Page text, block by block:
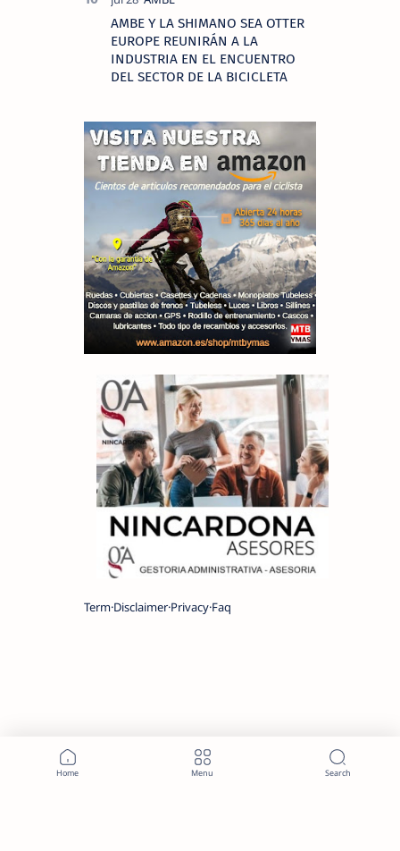
AMBE Y LA SHIMANO SEA OTTER
EUROPE REUNIRÁN A LA
INDUSTRIA EN EL ENCUENTRO
DEL SECTOR DE LA BICICLETA
Term Disclaimer Privacy Faq